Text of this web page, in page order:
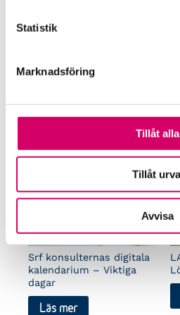
Statistik
Marknadsföring
Tillåt alla
Tillåt
Avvisa
E-bok: Srf Redovisning
Srf konsulternas digitala
kalendarium – Viktiga
dagar
Läs mer